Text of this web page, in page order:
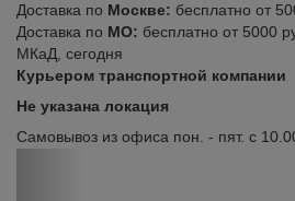
Доставка по Москве: бесплатно от
Доставка по МО: бесплатно от 5000
МКаД, сегодня
Курьером транспортной компании
Не указана локация
Самовывоз из офиса пон. - пят. с